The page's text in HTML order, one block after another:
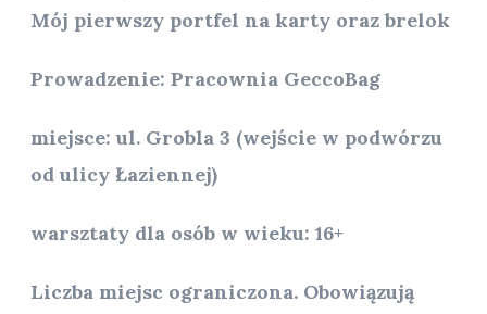
Mój pierwszy portfel na karty oraz brelok
Prowadzenie: Pracownia GeccoBag
miejsce: ul. Grobla 3 (wejście w podwórzu
od ulicy Łaziennej)
warsztaty dla osób w wieku: 16+
Liczba miejsc ograniczona. Obowiązują